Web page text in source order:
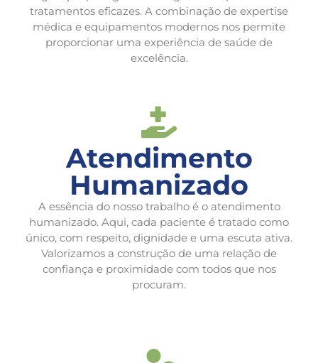
tratamentos eficazes. A combinação de expertise
médica e equipamentos modernos nos permite
proporcionar uma experiência de saúde de
excelência.
Atendimento
Humanizado
A essência do nosso trabalho é o atendimento
humanizado. Aqui, cada paciente é tratado como
único, com respeito, dignidade e uma escuta ativa.
Valorizamos a construção de uma relação de
confiança e proximidade com todos que nos
procuram.